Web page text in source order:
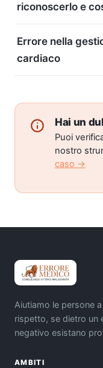
riconoscerlo e
Errore nella
cardiaco
Hai un
Puoi
nostro
caso →
Aiutiamo le persone
rispetto, se dietro un
negativo esistano
AMBITI